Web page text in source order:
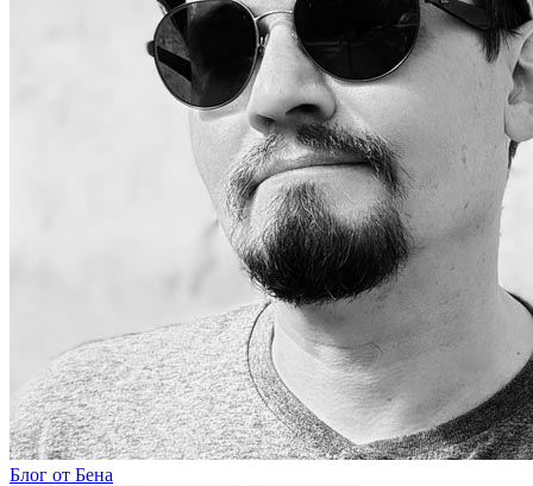
Блог от Бена